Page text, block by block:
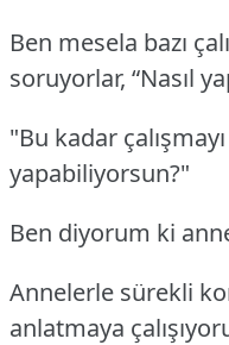
Ben mesela bazı
soruyorlar, “Nasıl
"Bu kadar
yapabiliyorsun?"
Ben diyorum ki
Annelerle sürekli
anlatmaya